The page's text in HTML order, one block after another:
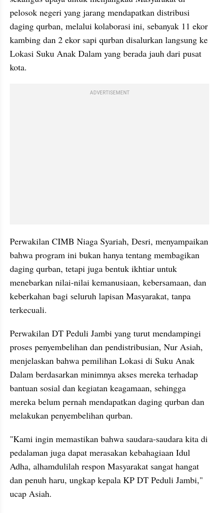
pelosok negeri yang jarang mendapatkan distribusi
daging qurban, melalui kolaborasi ini, sebanyak 11 ekor
kambing dan 2 ekor sapi qurban disalurkan langsung ke
Lokasi Suku Anak Dalam yang berada jauh dari pusat
kota.
ADVERTISEMENT
Perwakilan CIMB Niaga Syariah, Desri, menyampaikan
bahwa program ini bukan hanya tentang membagikan
daging qurban, tetapi juga bentuk ikhtiar untuk
menebarkan nilai-nilai kemanusiaan, kebersamaan, dan
keberkahan bagi seluruh lapisan Masyarakat, tanpa
terkecuali.
Perwakilan DT Peduli Jambi yang turut mendampingi
proses penyembelihan dan pendistribusian, Nur Asiah,
menjelaskan bahwa pemilihan Lokasi di Suku Anak
Dalam berdasarkan minimnya akses mereka terhadap
bantuan sosial dan kegiatan keagamaan, sehingga
mereka belum pernah mendapatkan daging qurban dan
melakukan penyembelihan qurban.
"Kami ingin memastikan bahwa saudara-saudara kita di
pedalaman juga dapat merasakan kebahagiaan Idul
Adha, alhamdulilah respon Masyarakat sangat hangat
dan penuh haru, ungkap kepala KP DT Peduli Jambi,"
ucap Asiah.